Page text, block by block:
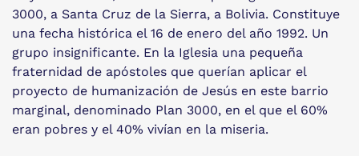
3000, a Santa Cruz de la Sierra, a Bolivia. Constituye
una fecha histórica el 16 de enero del año 1992. Un
grupo insignificante. En la Iglesia una pequeña
fraternidad de apóstoles que querían aplicar el
proyecto de humanización de Jesús en este barrio
marginal, denominado Plan 3000, en el que el 60%
eran pobres y el 40% vivían en la miseria.